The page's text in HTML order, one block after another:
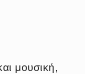
μουσική,